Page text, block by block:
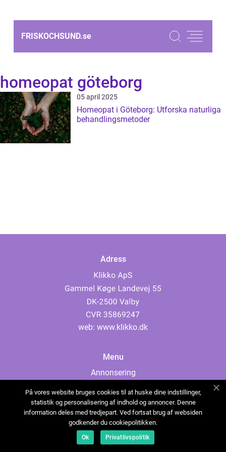
FRISKOCHSUND.se
homeopat göteborg
05 april 2025
Homeopat i Göteborg: Utforska naturliga
behandlingsmetoder
Adress
web: www.klikko.dk
Menu
Annonsering
Cookies
Kontakta oss
Sitemap
På vores website bruges cookies til at huske dine indstillinger,
statistik og personalisering af indhold og annoncer. Denne
information deles med tredjepart. Ved fortsat brug af websiden
godkender du cookiepolitikken.
Ok Privatlivspolitik